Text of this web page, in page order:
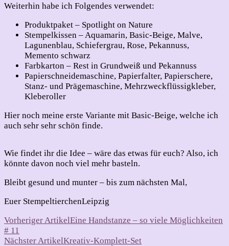
Weiterhin habe ich Folgendes verwendet:
Produktpaket – Spotlight on Nature
Stempelkissen – Aquamarin, Basic-Beige, Malve,
Lagunenblau, Schiefergrau, Rose, Pekannuss,
Memento schwarz
Farbkarton – Rest in Grundweiß und Pekannuss
Papierschneidemaschine, Papierfalter, Papierschere,
Stanz- und Prägemaschine, Mehrzweckflüssigkleber,
Kleberoller
Hier noch meine erste Variante mit Basic-Beige, welche ich
auch sehr sehr schön finde.
Wie findet ihr die Idee – wäre das etwas für euch? Also, ich
könnte davon noch viel mehr basteln.
Bleibt gesund und munter – bis zum nächsten Mal,
Euer StempeltierchenLeipzig
Beitragsnavigation
Vorheriger ArtikelEine Handstanze – so viele Möglichkeiten
# 11
Nächster ArtikelKreativ-Komplett-Set